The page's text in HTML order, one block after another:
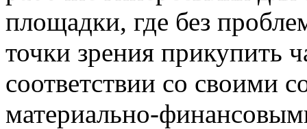
площадки, где без
точки зрения прикупить
соответствии со своими
материально-